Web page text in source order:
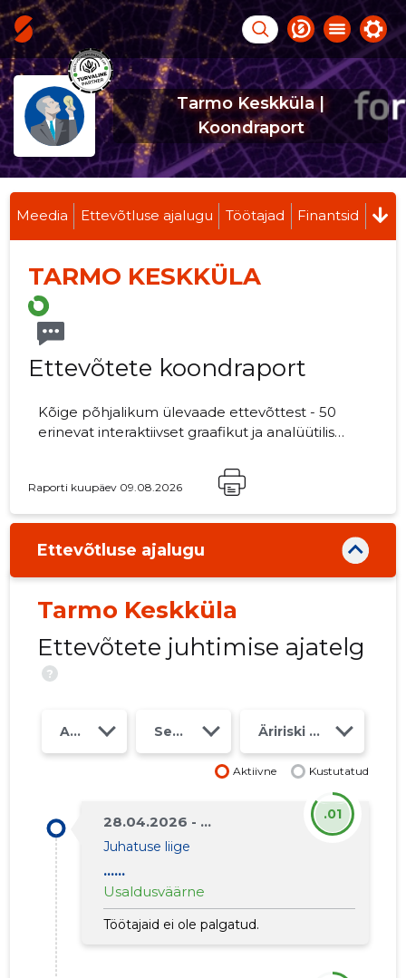
Tarmo Keskküla |
Koondraport
Meedia Ettevõtluse ajalugu Töötajad Finantsid
TARMO KESKKÜLA
Ettevõtete koondraport
Kõige põhjalikum ülevaade ettevõttest - 50
erinevat interaktiivset graafikut ja analüütilist
Raporti kuupäev 09.08.2026
Ettevõtluse ajalugu
Tarmo Keskküla
Ettevõtete juhtimise ajatelg
?
Aasta Seosed Äririski klass
Aktiivne Kustutatud
28.04.2026 - ...
Juhatuse liige
......
Usaldusväärne
Töötajaid ei ole palgatud.
.01